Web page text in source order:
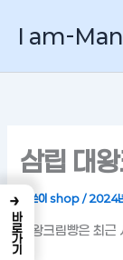
로
I am-Man
삼립 대
글쓴이shop/2024
대왕크림빵은 최근
→
바로가기